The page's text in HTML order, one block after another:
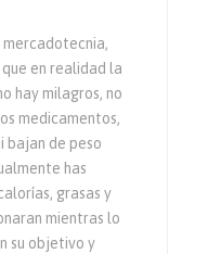
mercadotecnia,
que en realidad la
hay milagros, no
medicamentos,
bajan de peso
has
grasas y
mientras lo
su objetivo y